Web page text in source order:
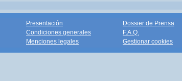
Presentación
Condiciones generales
Menciones legales
Dossier de Prensa
F.A.Q.
Gestionar cookies